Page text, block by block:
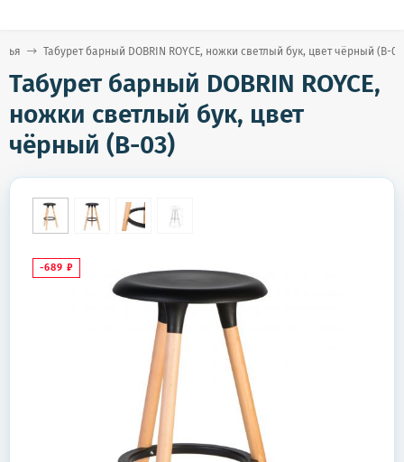
Табурет барный DOBRIN ROYCE, ножки светлый бук, цвет чёрный (B-
Табурет барный DOBRIN ROYCE,
ножки светлый бук, цвет
чёрный (B-03)
-689 ₽